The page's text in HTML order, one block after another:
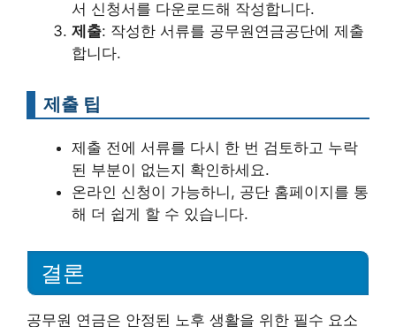
서 신청서를 다운로드해 작성합니다.
제출: 작성한 서류를 공무원연금공단에 제출
합니다.
제출 팁
제출 전에 서류를 다시 한 번 검토하고 누락
된 부분이 없는지 확인하세요.
온라인 신청이 가능하니, 공단 홈페이지를 통
해 더 쉽게 할 수 있습니다.
결론
공무원 연금은 안정된 노후 생활을 위한 필수 요소